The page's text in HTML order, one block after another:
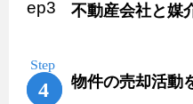
不動産会社と媒
物件の売却活動